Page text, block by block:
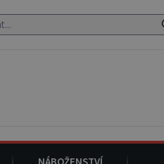
látka neznámého původu.